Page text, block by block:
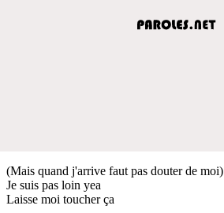
(Mais quand j'arrive faut pas douter de moi)
Je suis pas loin yea
Laisse moi toucher ça